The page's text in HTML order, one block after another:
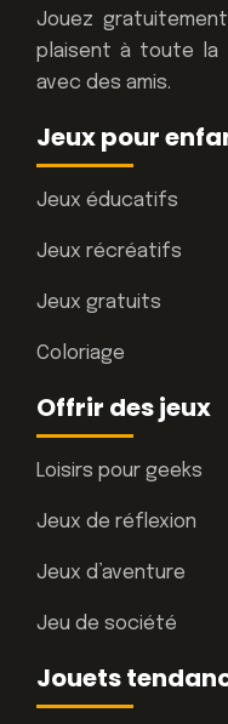
Jouez
plaisent à toute la
avec des amis.
Jeux pour
Jeux éducatifs
Jeux récréatifs
Jeux gratuits
Coloriage
Offrir des jeux
Loisirs pour geeks
Jeux de réflexion
Jeux d’aventure
Jeu de société
Jouets